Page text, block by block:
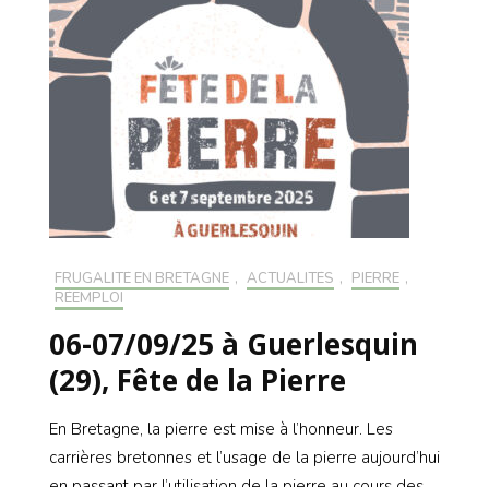
FRUGALITÉ EN BRETAGNE , ACTUALITÉS , PIERRE ,
RÉEMPLOI
06-07/09/25 à Guerlesquin
(29), Fête de la Pierre
En Bretagne, la pierre est mise à l’honneur. Les
carrières bretonnes et l’usage de la pierre aujourd’hui